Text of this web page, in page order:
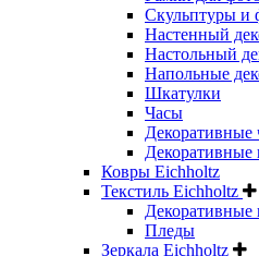
Скульптуры и
Настенный
Настольный
Напольные
Шкатулки
Часы
Декоративные
Декоративные
Ковры Eichholtz
Текстиль Eichholtz
Пледы
Зеркала Eichholtz